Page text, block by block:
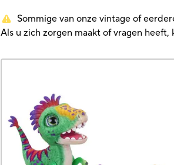
Sommige van onze vintage of
Als u zich zorgen maakt of vragen